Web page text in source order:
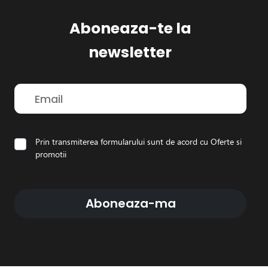
Aboneaza-te la
newsletter
Prin transmiterea formularului sunt de acord cu Oferte si
promotii
Aboneaza-ma